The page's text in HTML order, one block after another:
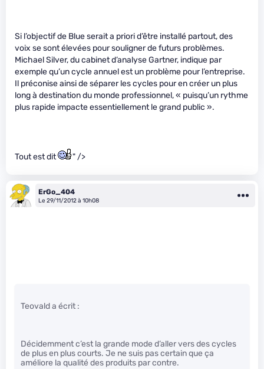
Si l’objectif de Blue serait a priori d’être installé partout, des
voix se sont élevées pour souligner de futurs problèmes.
Michael Silver, du cabinet d’analyse Gartner, indique par
exemple qu’un cycle annuel est un problème pour l’entreprise.
Il préconise ainsi de séparer les cycles pour en créer un plus
long à destination du monde professionnel, « puisqu’un rythme
plus rapide impacte essentiellement le grand public ».
Tout est dit " />
ErGo_404
Le 29/11/2012 à 10h08
Teovald a écrit :
Décidemment c’est la grande mode d’aller vers des cycles
de plus en plus courts. Je ne suis pas certain que ça
améliore la qualité des produits par contre.